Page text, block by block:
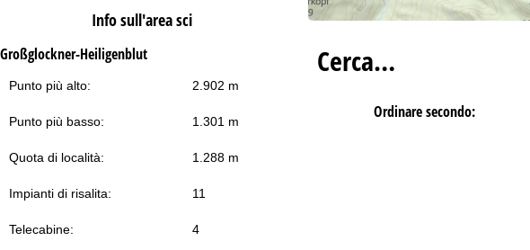
Info sull'area sci
Großglockner-Heiligenblut
Punto più alto: 2.902 m
Punto più basso: 1.301 m
Quota di località: 1.288 m
Impianti di risalita: 11
Telecabine: 4
Cerca…
Ordinare secondo: